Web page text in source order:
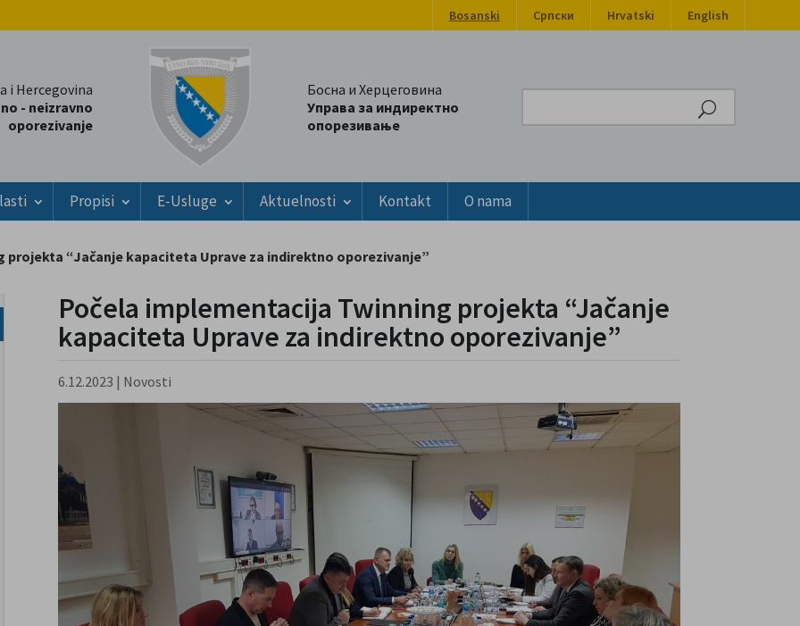
Bosanski Српски Hrvatski English
i Hercegovina
- neizravno
oporezivanje
Босна и Херцеговина
Управа за индиректно
опорезивање
Propisi E-Usluge Aktuelnosti Kontakt O nama
projekta “Jačanje kapaciteta Uprave za indirektno oporezivanje”
Počela implementacija Twinning projekta “Jačanje
kapaciteta Uprave za indirektno oporezivanje”
6.12.2023 | Novosti